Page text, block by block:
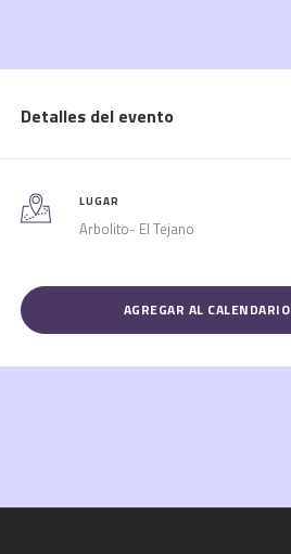
Detalles del evento
LUGAR
Arbolito- El Tejano
AGREGAR AL CALENDARIO